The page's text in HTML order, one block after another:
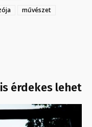
művészet
is érdekes lehet